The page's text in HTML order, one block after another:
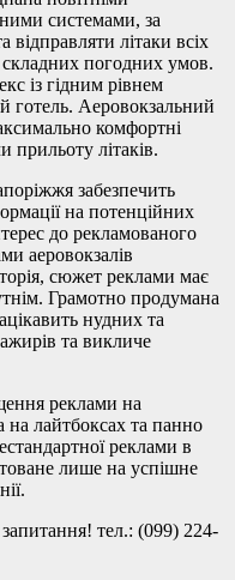
системами, за
літаки всіх
погодних умов.
із гідним рівнем
готель. Аеровокзальний
комфортні
прильоту літаків.
забезпечить
на потенційних
до рекламованого
аеровокзалів
сюжет реклами має
Грамотно продумана
нудних та
та викличе
реклами на
на лайтбоксах та панно
реклами в
лише на успішне
тел.: (099) 224-